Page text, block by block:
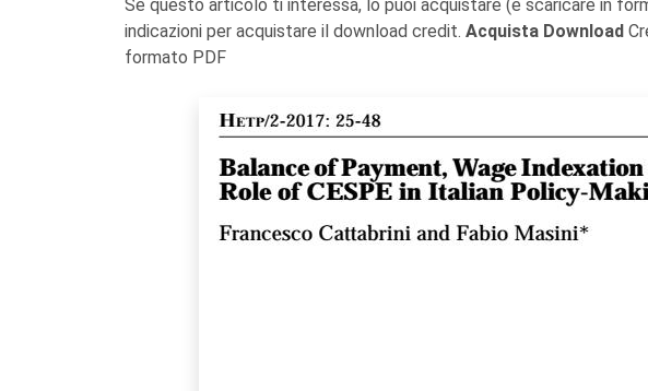
Se questo articolo ti interessa, lo puoi acquistare (e scaricare in
indicazioni per acquistare il download credit. Acquista Download
formato PDF